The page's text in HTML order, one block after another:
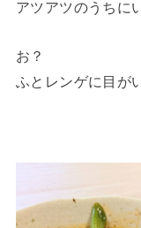
アツアツのうちに
お？
ふとレンゲに目が